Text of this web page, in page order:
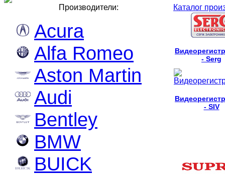
Производители:
Acura
Alfa Romeo
Aston Martin
Audi
Bentley
BMW
BUICK
Каталог
- Serg
- SIV